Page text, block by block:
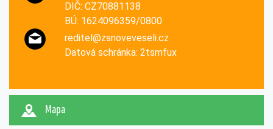
DIČ: CZ70881138
BÚ: 1624096359/0800
reditel@zsnoveveseli.cz
Datová schránka: 2tsmfux
Mapa